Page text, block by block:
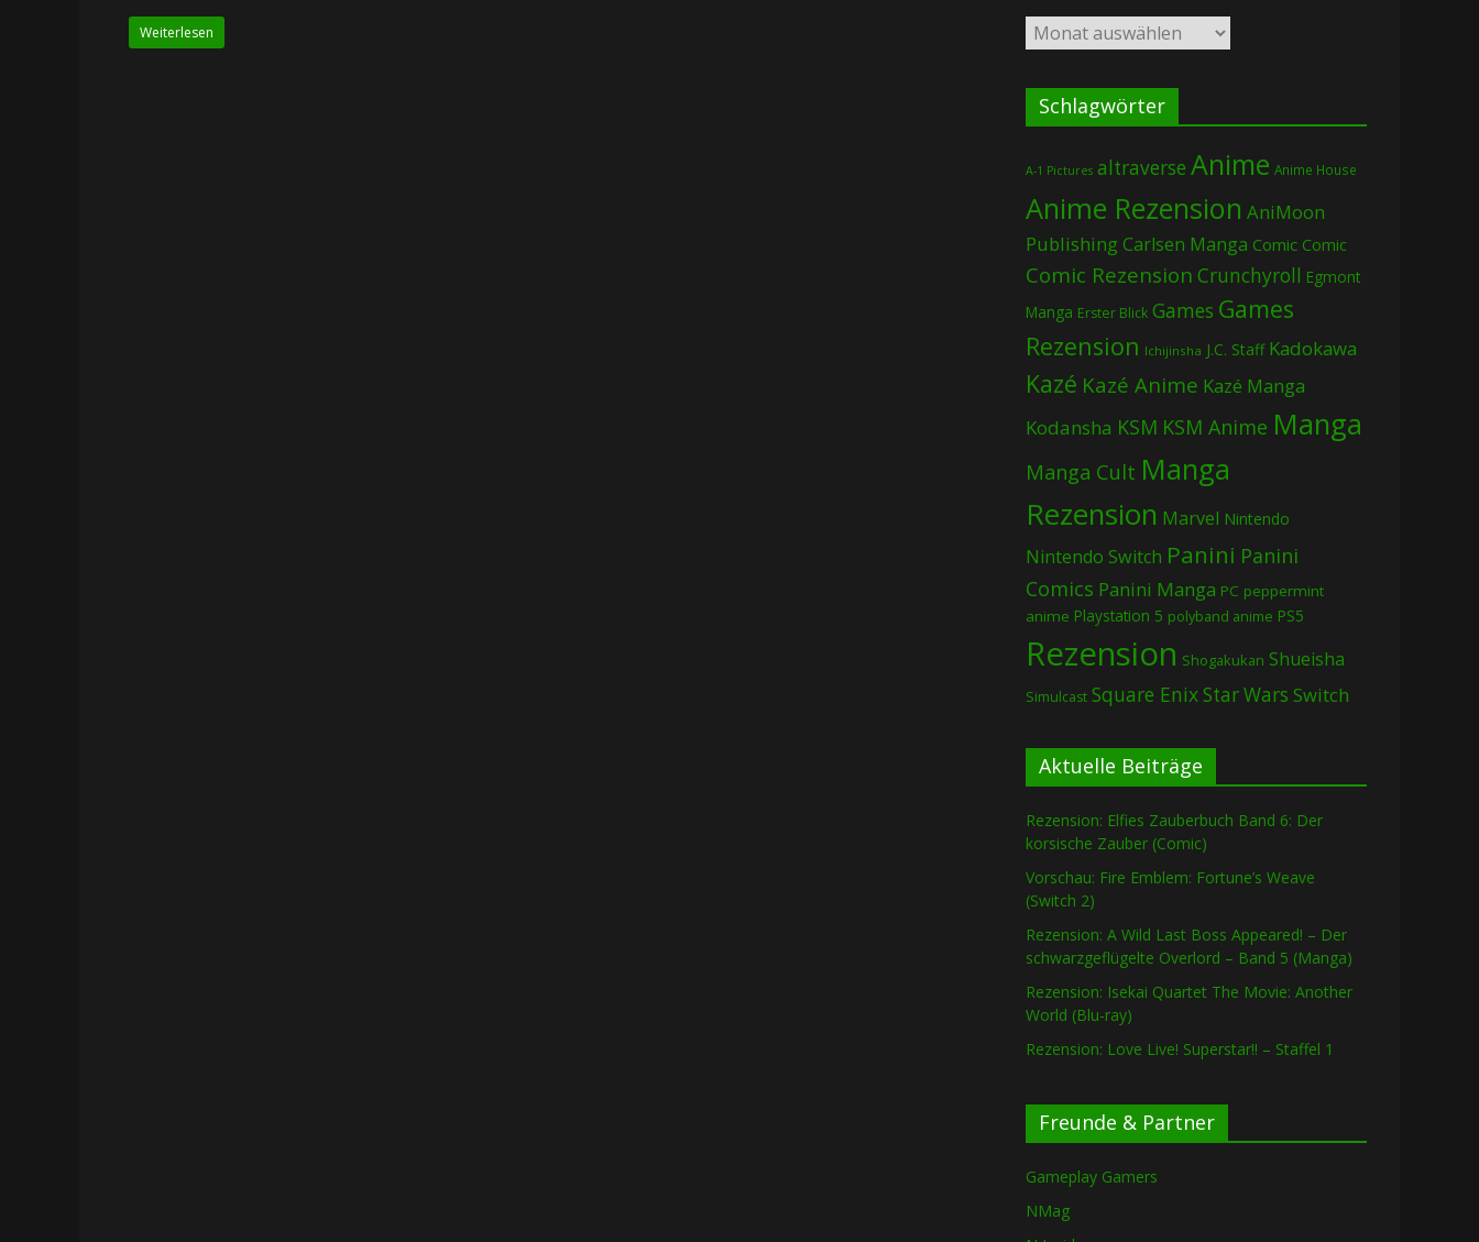
Weiterlesen Archiv
Schlagwörter
A-1 Pictures altraverse Anime Anime House
Anime Rezension AniMoon
PublishingCarlsen Manga Comic Comic
Comic Rezension Crunchyroll Egmont
Manga Erster Blick Games Games
Rezension Ichijinsha J.C. Staff Kadokawa
Kazé Kazé Anime Kazé Manga
Kodansha KSM KSM Anime Manga
Manga Cult Manga
Rezension Marvel Nintendo
Nintendo Switch Panini Panini
Comics Panini Manga PC peppermint
anime Playstation 5 polyband anime PS5
Rezension Shogakukan Shueisha
Simulcast Square EnixStar Wars Switch
Aktuelle Beiträge
Rezension: Elfies Zauberbuch Band 6: Der
korsische Zauber (Comic)
Vorschau: Fire Emblem: Fortune’s Weave
(Switch 2)
Rezension: A Wild Last Boss Appeared! – Der
schwarzgeflügelte Overlord – Band 5 (Manga)
Rezension: Isekai Quartet The Movie: Another
World (Blu-ray)
Rezension: Love Live! Superstar!! – Staffel 1
Freunde & Partner
Gameplay Gamers
NMag